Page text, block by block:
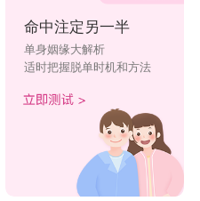
命中注定另一半
单身姻缘大解析
适时把握脱单时机和方法